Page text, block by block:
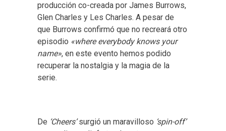
producción co-creada por James Burrows,
Glen Charles y Les Charles. A pesar de
que Burrows confirmó que no recreará otro
episodio «where everybody knows your
name», en este evento hemos podido
recuperar la nostalgia y la magia de la
serie.
De ‘Cheers’surgió un maravilloso ‘spin-off’